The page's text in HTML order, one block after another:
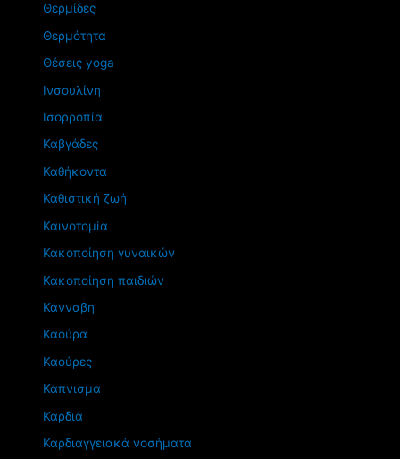
Θερμίδες
Θερμότητα
Θέσεις yoga
Ινσουλίνη
Ισορροπία
Καβγάδες
Καθήκοντα
Καθιστική ζωή
Καινοτομία
Κακοποίηση γυναικών
Κακοποίηση παιδιών
Κάνναβη
Καούρα
Καούρες
Κάπνισμα
Καρδιά
Καρδιαγγειακά νοσήματα